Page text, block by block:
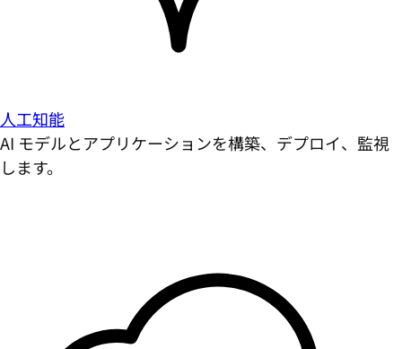
人工知能
AI モデルとアプリケーションを構築、デプロイ、監視
します。